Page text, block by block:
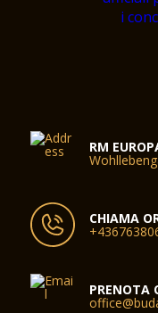
RM
CHIAMA
PRENOTA